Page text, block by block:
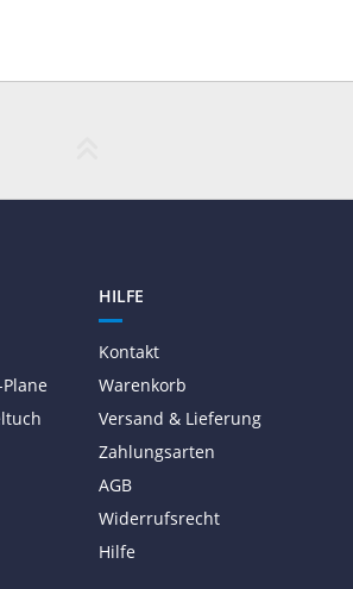
HILFE
Kontakt
Warenkorb
Versand & Lieferung
Zahlungsarten
AGB
Widerrufsrecht
Hilfe